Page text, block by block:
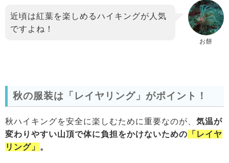
お餅
近頃は紅葉を楽しめるハイキングが人気
ですよね！
秋の服装は「レイヤリング」がポイント！
秋ハイキングを安全に楽しむために重要なのが、 気温が
変わりやすい山頂で体に負担をかけないための 「レイヤ
リング」 。